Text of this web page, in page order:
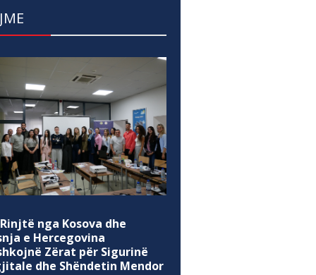
nga Kosova dhe
e Hercegovina
Zërat për Sigurinë
dhe Shëndetin Mendor